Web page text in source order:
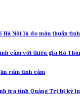
Nội là do mâu thuẫn
cảm với thiếu gia Hà
cấm tình cảm
tra tỉnh Quảng Trị bị kỷ